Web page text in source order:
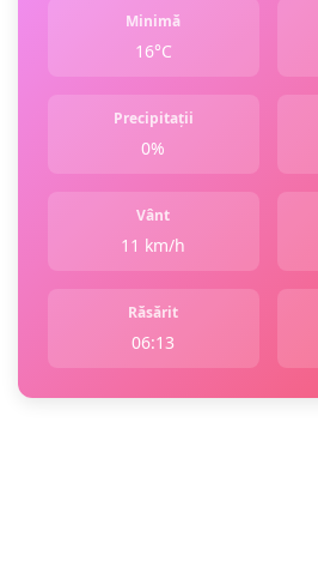
Minimă
16°C
Precipitații
0%
Vânt
11 km/h
Răsărit
06:13